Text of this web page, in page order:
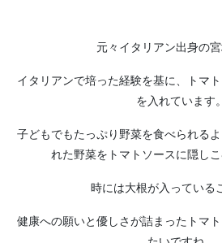
元々イタリアン出身の宮
イタリアンで培った経験を基に、トマ
を入れています。
子どもでもたっぷり野菜を食べられる
れた野菜をトマトソースに隠しこ
時には大根が入っている
健康への願いと優しさが詰まったトマ